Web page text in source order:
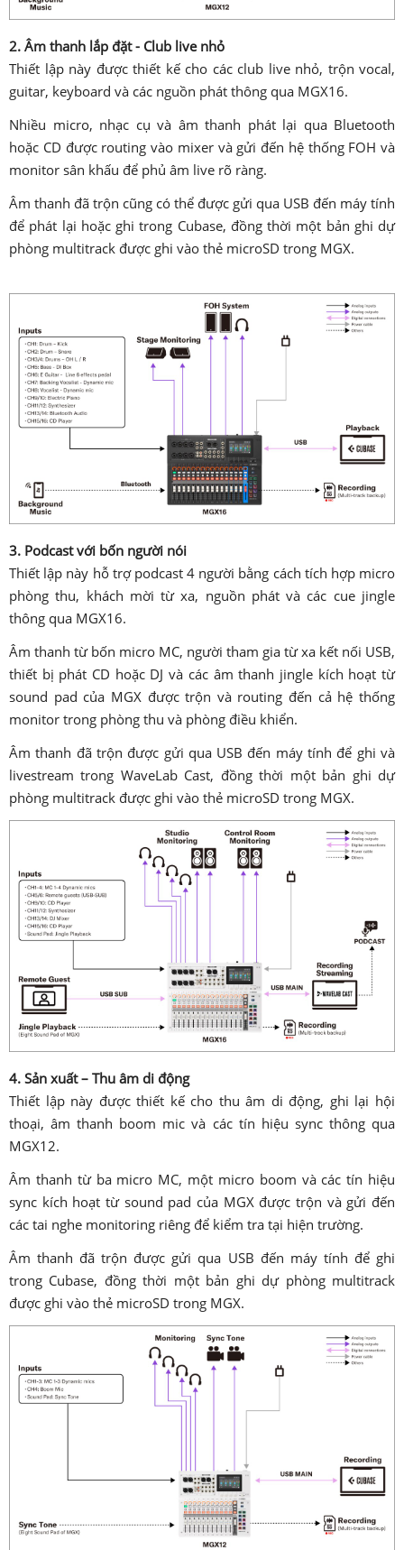
2. Âm thanh lắp đặt - Club live nhỏ
Thiết lập này được thiết kế cho các club live nhỏ, trộn vocal,
guitar, keyboard và các nguồn phát thông qua MGX16.
Nhiều micro, nhạc cụ và âm thanh phát lại qua Bluetooth
hoặc CD được routing vào mixer và gửi đến hệ thống FOH và
monitor sân khấu để phủ âm live rõ ràng.
Âm thanh đã trộn cũng có thể được gửi qua USB đến máy tính
để phát lại hoặc ghi trong Cubase, đồng thời một bản ghi dự
phòng multitrack được ghi vào thẻ microSD trong MGX.
3. Podcast với bốn người nói
Thiết lập này hỗ trợ podcast 4 người bằng cách tích hợp micro
phòng thu, khách mời từ xa, nguồn phát và các cue jingle
thông qua MGX16.
Âm thanh từ bốn micro MC, người tham gia từ xa kết nối USB,
thiết bị phát CD hoặc DJ và các âm thanh jingle kích hoạt từ
sound pad của MGX được trộn và routing đến cả hệ thống
monitor trong phòng thu và phòng điều khiển.
Âm thanh đã trộn được gửi qua USB đến máy tính để ghi và
livestream trong WaveLab Cast, đồng thời một bản ghi dự
phòng multitrack được ghi vào thẻ microSD trong MGX.
4. Sản xuất – Thu âm di động
Thiết lập này được thiết kế cho thu âm di động, ghi lại hội
thoại, âm thanh boom mic và các tín hiệu sync thông qua
MGX12.
Âm thanh từ ba micro MC, một micro boom và các tín hiệu
sync kích hoạt từ sound pad của MGX được trộn và gửi đến
các tai nghe monitoring riêng để kiểm tra tại hiện trường.
Âm thanh đã trộn được gửi qua USB đến máy tính để ghi
trong Cubase, đồng thời một bản ghi dự phòng multitrack
được ghi vào thẻ microSD trong MGX.